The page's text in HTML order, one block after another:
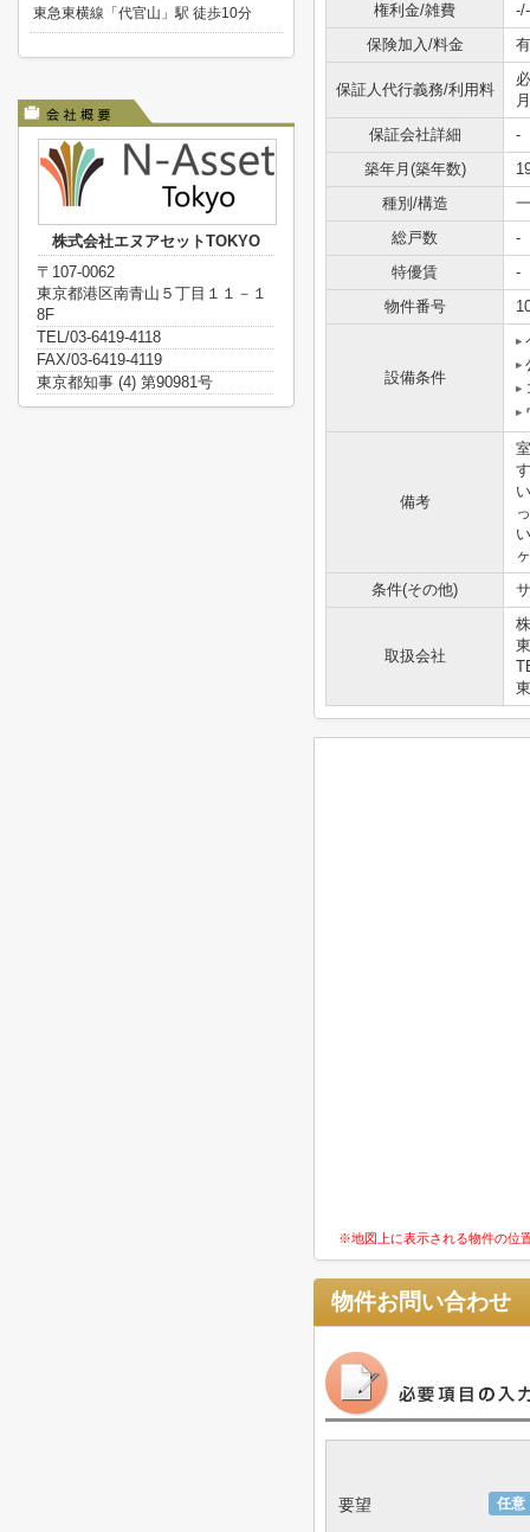
権利金/雑費
-/-
保険加入/料金
保証人代行義務/利用料
保証会社詳細
-
築年月(築年数)
種別/構造
総戸数
-
特優賃
-
物件番号
設備条件
備考
条件(その他)
取扱会社
※地図上に表示される物件の位
物件お問い合わせ
任意
要望
東急東横線「代官山」駅 徒歩10分
株式会社エヌアセットTOKYO
〒107-0062
東京都港区南青山５丁目１１－１
8F
TEL/03-6419-4118
FAX/03-6419-4119
東京都知事 (4) 第90981号